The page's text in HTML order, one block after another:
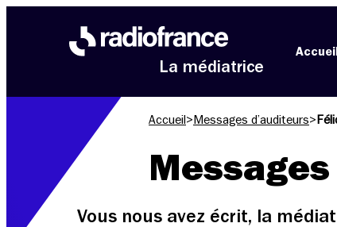
La médiatrice
Accueil
Accueil > Messages d’auditeurs>
Vous nous avez écrit, la